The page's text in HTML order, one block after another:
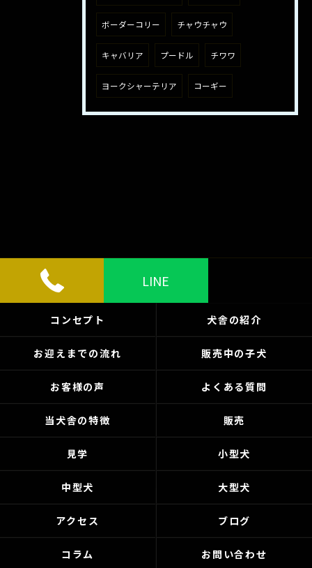
ボーダーコリー チャウチャウ
キャバリア プードル チワワ
ヨークシャーテリア コーギー
LINE
コンセプト 犬舎の紹介
お迎えまでの流れ 販売中の子犬
お客様の声 よくある質問
当犬舎の特徴 販売
見学 小型犬
中型犬 大型犬
アクセス ブログ
コラム お問い合わせ